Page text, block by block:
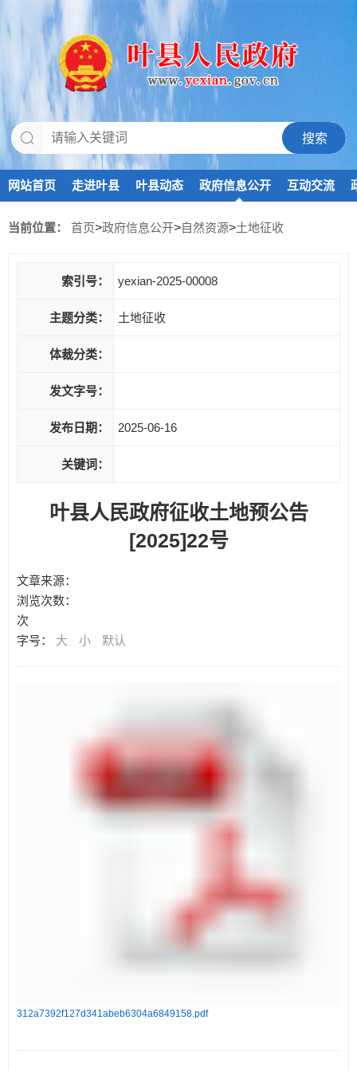
网站首页 走进叶县 叶县动态 政府信息公开 互动交流
当前位置： 首页>政府信息公开>自然资源>土地征收
索引号： yexian-2025-00008
主题分类： 土地征收
体裁分类：
发文字号：
发布日期： 2025-06-16
关键词：
叶县人民政府征收土地预公告
[2025]22号
文章来源：
浏览次数：
次
字号： 大 小 默认
312a7392f127d341abeb6304a6849158.pdf